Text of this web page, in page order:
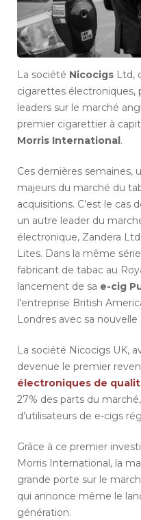
La société Nicocigs Ltd,
cigarettes électroniques,
leaders sur le marché
premier cigarettier à
Morris International.
Ces dernières semaines,
majeurs du marché du
acquisitions. C’est le cas
un autre leader du
électronique, Zandera
Lites. Dans la même
fabricant de tabac au
lancement de sa e-cig
l’entreprise British
Londres avec sa nouvelle
La société Nicocigs UK,
devenue le premier
électroniques de
27% des parts du
d’utilisateurs de e-cigs
Grâce à ce premier
Morris International, la
grande porte sur le
qui annonce même le
génération.